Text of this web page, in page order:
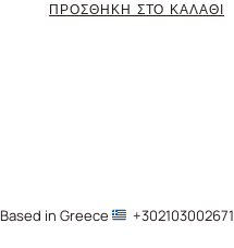
ΠΡΟΣΘΗΚΗ ΣΤΟ ΚΑΛΑΘΙ
Based in Greece +302103002671